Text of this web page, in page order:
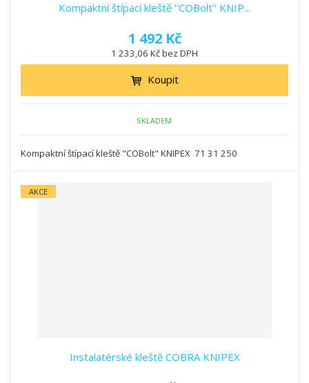
Kompaktní štípací kleště ''COBolt'' KNIP...
1 492 Kč
1 233,06 Kč bez DPH
Koupit
SKLADEM
Kompaktní štípací kleště "COBolt" KNIPEX 71 31 250
AKCE
Instalatérské kleště COBRA KNIPEX